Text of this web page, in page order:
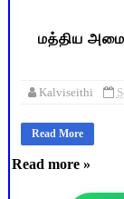
மத்திய
Kalviseithi
Read More
Read more »